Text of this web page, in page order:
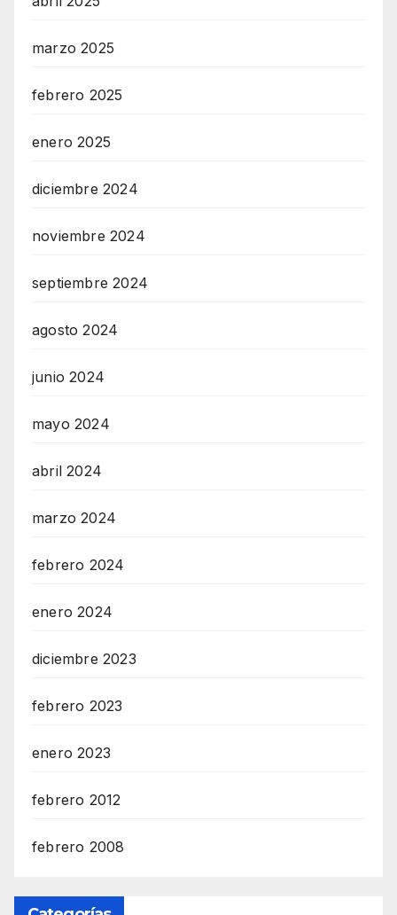
marzo 2025
febrero 2025
enero 2025
diciembre 2024
noviembre 2024
septiembre 2024
agosto 2024
junio 2024
mayo 2024
abril 2024
marzo 2024
febrero 2024
enero 2024
diciembre 2023
febrero 2023
enero 2023
febrero 2012
febrero 2008